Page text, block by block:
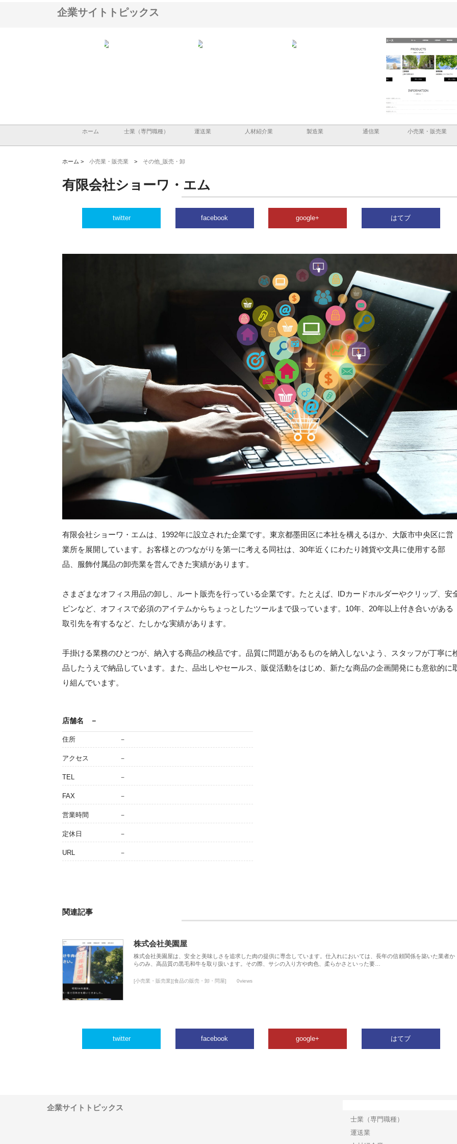
企業サイトトピックス
株式会社メタルエースの企業サ
イトが提供する充実した情報内
ホーム 士業（専門職種） 運送業 人材紹介業 製造業 通信業 小売業・販売業
ホーム > 小売業・販売業 > その他_販売・卸
有限会社ショーワ・エム
twitter facebook google+ はてブ
有限会社ショーワ・エムは、1992年に設立された企業です。東京都墨田区に本社を構えるほか、大阪市中央区に営
業所を展開しています。お客様とのつながりを第一に考える同社は、30年近くにわたり雑貨や文具に使用する部
品、服飾付属品の卸売業を営んできた実績があります。
さまざまなオフィス用品の卸し、ルート販売を行っている企業です。たとえば、IDカードホルダーやクリップ、安
ピンなど、オフィスで必須のアイテムからちょっとしたツールまで扱っています。10年、20年以上付き合いがある
取引先を有するなど、たしかな実績があります。
手掛ける業務のひとつが、納入する商品の検品です。品質に問題があるものを納入しないよう、スタッフが丁寧に
品したうえで納品しています。また、品出しやセールス、販促活動をはじめ、新たな商品の企画開発にも意欲的に
り組んでいます。
店舗名 －
住所 －
アクセス －
TEL －
FAX －
営業時間 －
定休日 －
URL －
関連記事
株式会社美園屋
株式会社美園屋は、安全と美味しさを追求した肉の提供に専念しています。仕入れにおいては、長年の信頼関係を築いた業者か
らのみ、高品質の黒毛和牛を取り扱います。その際、サシの入り方や肉色、柔らかさといった要…
[小売業・販売業][食品の販売・卸・問屋] 0views
twitter facebook google+ はてブ
企業サイトトピックス
士業（専門職種）
運送業